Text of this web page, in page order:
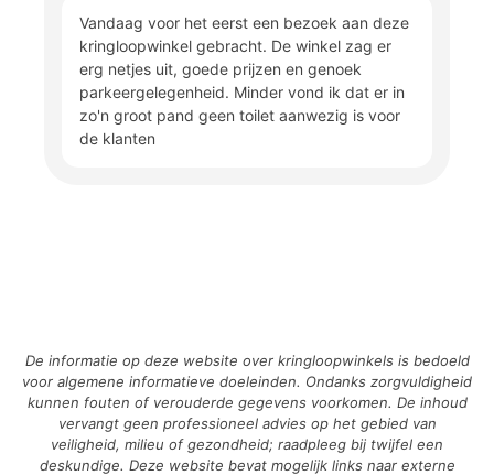
Vandaag voor het eerst een bezoek aan deze
kringloopwinkel gebracht. De winkel zag er
erg netjes uit, goede prijzen en genoek
parkeergelegenheid. Minder vond ik dat er in
zo'n groot pand geen toilet aanwezig is voor
de klanten
De informatie op deze website over kringloopwinkels is bedoeld
voor algemene informatieve doeleinden. Ondanks zorgvuldigheid
kunnen fouten of verouderde gegevens voorkomen. De inhoud
vervangt geen professioneel advies op het gebied van
veiligheid, milieu of gezondheid; raadpleeg bij twijfel een
deskundige. Deze website bevat mogelijk links naar externe